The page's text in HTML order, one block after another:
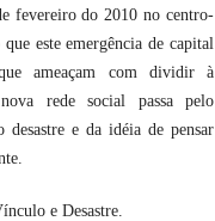
fevereiro do 2010 no centro-
este emergência de capital
ameaçam com dividir à
rede social passa pelo
desastre e da idéia de pensar
e Desastre.